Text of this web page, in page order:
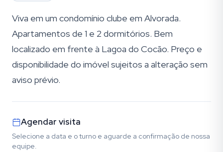
Viva em um condomínio clube em Alvorada.
Apartamentos de 1 e 2 dormitórios. Bem
localizado em frente à Lagoa do Cocão. Preço e
disponibilidade do imóvel sujeitos a alteração sem
aviso prévio.
Agendar visita
Selecione a data e o turno e aguarde a confirmação de nossa
equipe.